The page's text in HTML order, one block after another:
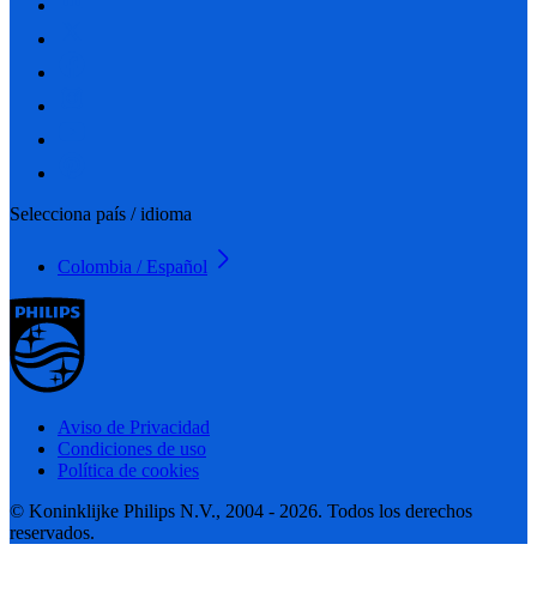
Selecciona país / idioma
Colombia / Español
Aviso de Privacidad
Condiciones de uso
Política de cookies
© Koninklijke Philips N.V., 2004 - 2026. Todos los derechos
reservados.